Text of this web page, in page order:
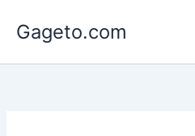
Gageto.com